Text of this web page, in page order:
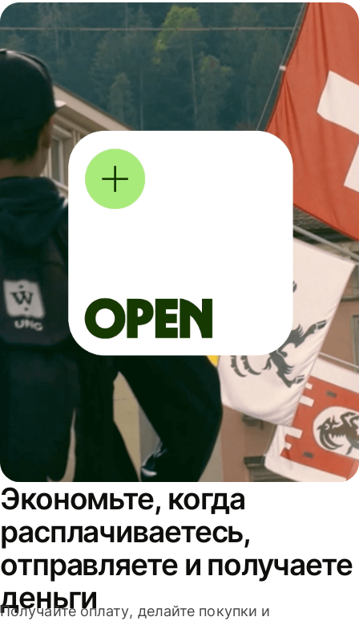
Экономьте, когда
расплачиваетесь,
отправляете и получаете
деньги
Получайте оплату, делайте покупки и